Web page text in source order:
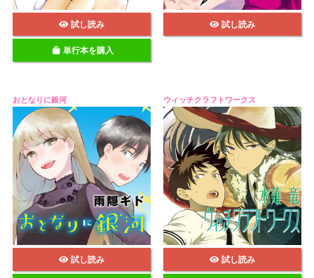
試し読み
単行本を購入
試し読み
おとなりに銀河
試し読み
ウィッチクラフトワークス
試し読み